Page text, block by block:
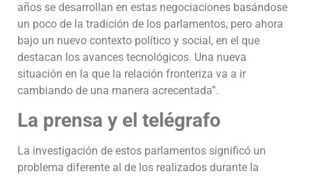
años se desarrollan en estas negociaciones basándose
un poco de la tradición de los parlamentos, pero ahora
bajo un nuevo contexto político y social, en el que
destacan los avances tecnológicos. Una nueva
situación en la que la relación fronteriza va a ir
cambiando de una manera acrecentada”.
La prensa y el telégrafo
La investigación de estos parlamentos significó un
problema diferente al de los realizados durante la